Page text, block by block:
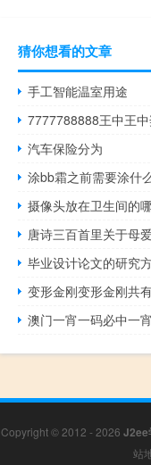
猜你想看的文章
手工智能温室用途
汽车保险分为
涂bb霜之前需要涂什
摄像头放在卫生间的
唐诗三百首里关于母
毕业设计论文的研究
变形金刚变形金刚共
Copyright © 2012 - 2026 J2ee
站